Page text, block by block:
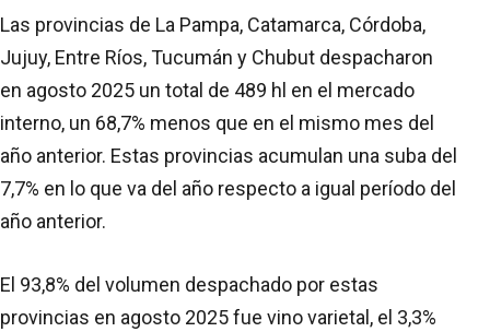
Las provincias de La Pampa, Catamarca, Córdoba,
Jujuy, Entre Ríos, Tucumán y Chubut despacharon
en agosto 2025 un total de 489 hl en el mercado
interno, un 68,7% menos que en el mismo mes del
año anterior. Estas provincias acumulan una suba del
7,7% en lo que va del año respecto a igual período del
año anterior.
El 93,8% del volumen despachado por estas
provincias en agosto 2025 fue vino varietal, el 3,3%